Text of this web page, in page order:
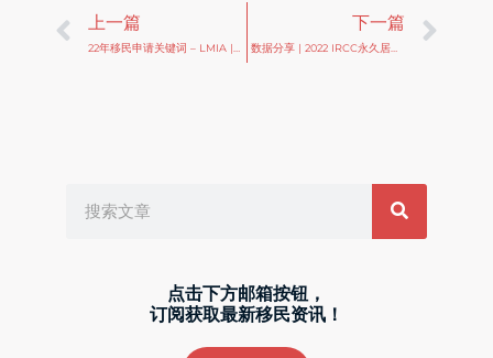
上一篇 下一篇
数据分享 | 2022 IRCC永久居民和学习许可数据
点击下方邮箱按钮，
订阅获取最新移民资讯！